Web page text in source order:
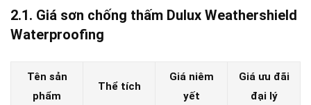
2.1. Giá sơn chống thấm Dulux Weathershield
Waterproofing
Tên sản
phẩm
Thể tích
Giá niêm
yết
Giá ưu đãi
đại lý